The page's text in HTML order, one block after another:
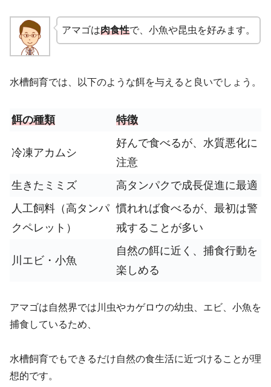
アマゴは肉食性で、小魚や昆虫を好みます。
水槽飼育では、以下のような餌を与えると良いでしょう。
餌の種類 特徴
冷凍アカムシ
好んで食べるが、水質悪化に
注意
生きたミミズ
高タンパクで成長促進に最適
人工飼料（高タンパ
クペレット）
慣れれば食べるが、最初は警
戒することが多い
川エビ・小魚
自然の餌に近く、捕食行動を
楽しめる
アマゴは自然界では川虫やカゲロウの幼虫、エビ、小魚を
捕食しているため、
水槽飼育でもできるだけ自然の食生活に近づけることが理
想的です。